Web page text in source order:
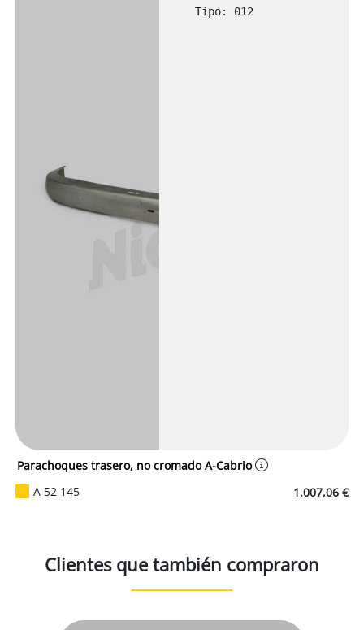
Tipo: 012
Parachoques trasero, no cromado A-Cabrio
A 52 145
1.007,06 €
Clientes que también compraron